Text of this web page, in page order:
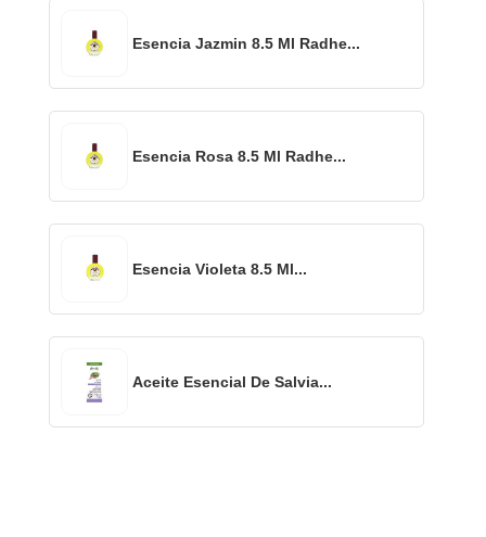
Esencia Jazmin 8.5 Ml Radhe...
Esencia Rosa 8.5 Ml Radhe...
Esencia Violeta 8.5 Ml...
Aceite Esencial De Salvia...